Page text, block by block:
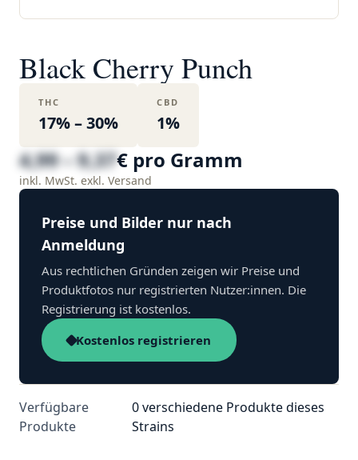
Black Cherry Punch
THC
17% – 30%
CBD
1%
4,99 – 9,37€ pro Gramm
inkl. MwSt. exkl. Versand
Preise und Bilder nur nach
Anmeldung
Aus rechtlichen Gründen zeigen wir Preise und
Produktfotos nur registrierten Nutzer:innen. Die
Registrierung ist kostenlos.
Kostenlos registrieren
Verfügbare
Produkte
0 verschiedene Produkte dieses
Strains